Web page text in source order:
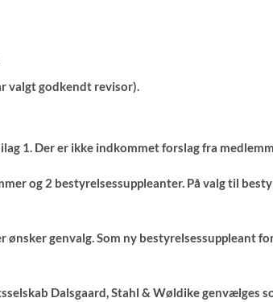
valgt godkendt revisor).
1. Der er ikke indkommet forslag fra
og 2 bestyrelsessuppleanter. På valg til
ønsker genvalg. Som ny bestyrelsessuppleant
Dalsgaard, Stahl & Wøldike genvælges